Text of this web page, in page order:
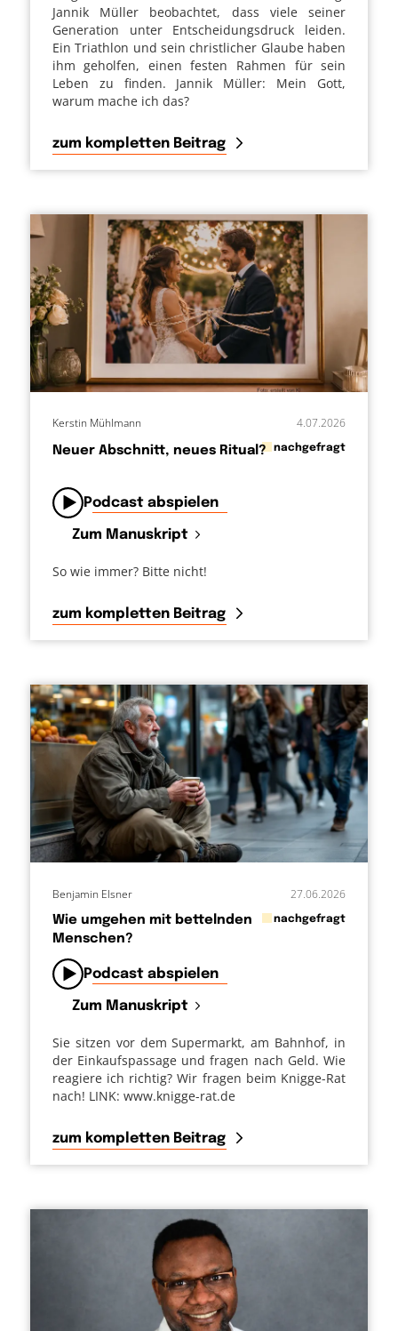
Jannik Müller beobachtet, dass viele seiner
Generation unter Entscheidungsdruck leiden.
Ein Triathlon und sein christlicher Glaube haben
ihm geholfen, einen festen Rahmen für sein
Leben zu finden. Jannik Müller: Mein Gott,
warum mache ich das?
zum kompletten Beitrag
Neuer Abschnitt, neues Ritual?
4.07.2026
innachgefragt
Kerstin Mühlmann
Podcast abspielen
Zum Manuskript
So wie immer? Bitte nicht!
zum kompletten Beitrag
Wie umgehen mit bettelnden
Menschen?
27.06.2026
innachgefragt
Benjamin Elsner
Podcast abspielen
Zum Manuskript
Sie sitzen vor dem Supermarkt, am Bahnhof, in
der Einkaufspassage und fragen nach Geld. Wie
reagiere ich richtig? Wir fragen beim Knigge-Rat
nach! LINK: www.knigge-rat.de
zum kompletten Beitrag